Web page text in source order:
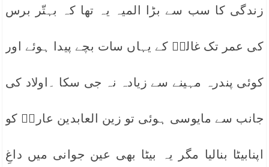
زندگی کا سب سے بڑا المیہ یہ تھا کہ بہتّر برس
کی عمر تک غالبؔ کے یہاں سات بچے پیدا ہوئے اور
کوئی پندرہ مہینے سے زیادہ نہ جی سکا ۔اولاد کی
جانب سے مایوسی ہوئی تو زین العابدین عارفؔ کو
اپنابیٹا بنالیا مگر یہ بیٹا بھی عین جوانی میں داغِ